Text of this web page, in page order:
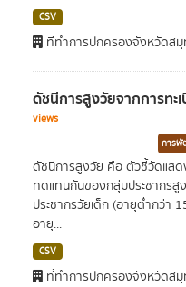
CSV
ที่ทำการปกครองจังหวัดสมุ
ดัชนีการสูงวัยจากการทะ
views
การพั
ดัชนีการสูงวัย คือ ตัวชี้วัดแสด
ทดแทนกันของกลุ่มประชากรสู
ประชากรวัยเด็ก (อายุต่ำกว่า
อายุ...
CSV
ที่ทำการปกครองจังหวัดสมุ